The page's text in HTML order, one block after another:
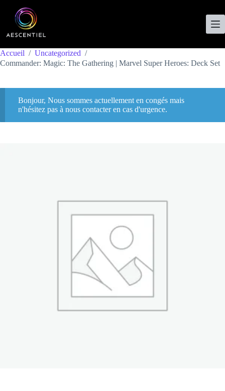
Accueil / Uncategorized /
Commander: Magic: The Gathering | Marvel Super Heroes: Deck Set
Bonjour, Nous sommes actuellement en congés mais
n'hésitez pas à nous contacter en cas d'urgence.